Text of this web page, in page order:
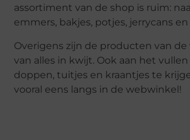
assortiment van de shop is ruim:
emmers, bakjes, potjes, jerrycans
Overigens zijn de producten van
van alles in kwijt. Ook aan het
doppen, tuitjes en kraantjes te
vooral eens langs in de webwinkel!